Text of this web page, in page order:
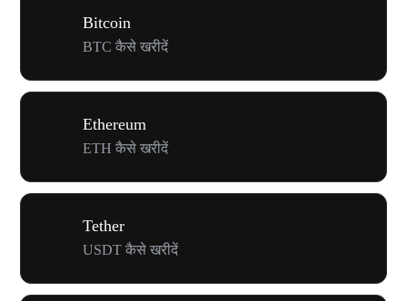
Bitcoin
BTC कैसे खरीदें
Ethereum
ETH कैसे खरीदें
Tether
USDT कैसे खरीदें